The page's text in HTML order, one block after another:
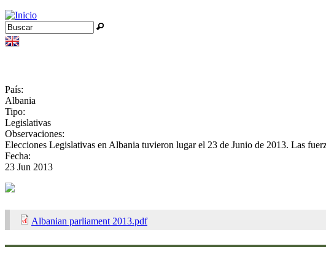
Jump to navigation
Formulario de búsqueda
Buscar
País:
Albania
Tipo:
Legislativas
Observaciones:
Elecciones Legislativas en Albania tuvieron lugar el 23 de Junio de 2013. Las
Fecha:
23 Jun 2013
Albanian parliament 2013.pdf